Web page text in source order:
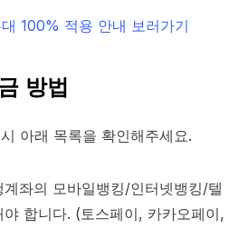
100% 적용 안내 보러가기
방법
아래 목록을 확인해주세요.
좌의 모바일뱅킹/인터넷뱅킹/텔
합니다. (토스페이, 카카오페이,